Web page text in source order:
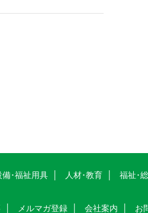
･福祉用具 人材･教育 福祉･
メルマガ登録 会社案内 お